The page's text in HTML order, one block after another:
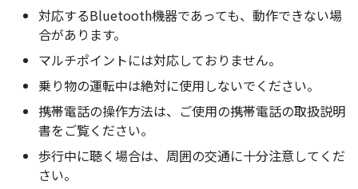
対応するBluetooth機器であっても、動作できない場
合があります。
マルチポイントには対応しておりません。
乗り物の運転中は絶対に使用しないでください。
携帯電話の操作方法は、ご使用の携帯電話の取扱説明
書をご覧ください。
歩行中に聴く場合は、周囲の交通に十分注意してくだ
さい。